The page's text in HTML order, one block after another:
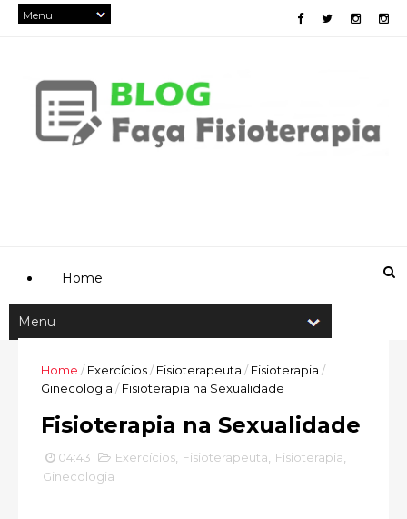
Home
Home / Exercícios/ Fisioterapeuta / Fisioterapia /
Ginecologia / Fisioterapia na Sexualidade
Fisioterapia na Sexualidade
04:43 Exercícios Fisioterapeuta Fisioterapia
Ginecologia